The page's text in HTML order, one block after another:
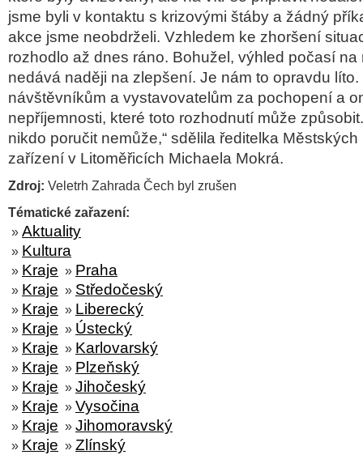
jsme byli v kontaktu s krizovými štáby a žádný
akce jsme neobdrželi. Vzhledem ke zhoršení
rozhodlo až dnes ráno. Bohužel, výhled počasí
nedává naději na zlepšení. Je nám to opravdu
návštěvníkům a vystavovatelům za pochopení a
nepříjemnosti, které toto rozhodnutí může
nikdo poručit nemůže,“ sdělila ředitelka
zařízení v Litoměřicích Michaela Mokrá.
Zdroj: Veletrh Zahrada Čech byl zrušen
Tématické zařazení:
» Aktuality
» Kultura
» Kraje » Praha
» Kraje » Středočeský
» Kraje » Liberecký
» Kraje » Ústecký
» Kraje » Karlovarský
» Kraje » Plzeňský
» Kraje » Jihočeský
» Kraje » Vysočina
» Kraje » Jihomoravský
» Kraje » Zlínský